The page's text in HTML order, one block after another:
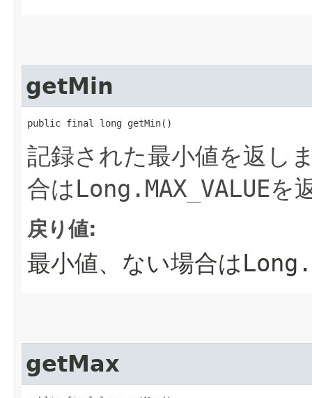
getMin
public final long getMin()
記録された最小値を返し
合はLong.MAX_VALUEを
戻り値:
最小値、ない場合は
getMax